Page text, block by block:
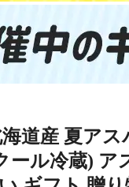
海道産 夏ア
ール冷蔵) ア